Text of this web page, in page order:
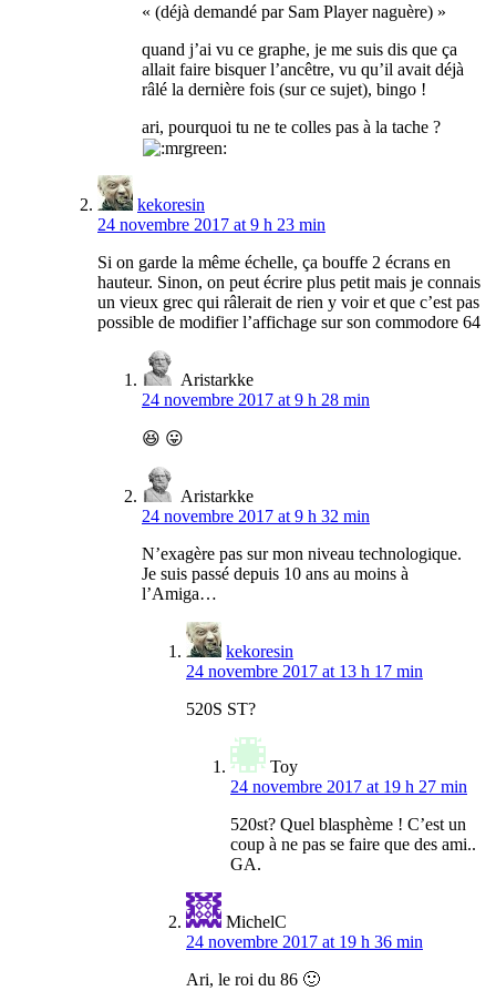
« (déjà demandé par Sam Player naguère) »
quand j’ai vu ce graphe, je me suis dis que ça
allait faire bisquer l’ancêtre, vu qu’il avait déjà
râlé la dernière fois (sur ce sujet), bingo !
ari, pourquoi tu ne te colles pas à la tache ?
kekoresin
24 novembre 2017 at 9 h 23 min
Si on garde la même échelle, ça bouffe 2 écrans en
hauteur. Sinon, on peut écrire plus petit mais je connais
un vieux grec qui râlerait de rien y voir et que c’est pas
possible de modifier l’affichage sur son commodore 64
Aristarkke
24 novembre 2017 at 9 h 28 min
😆 😛
Aristarkke
24 novembre 2017 at 9 h 32 min
N’exagère pas sur mon niveau technologique.
Je suis passé depuis 10 ans au moins à
l’Amiga…
kekoresin
24 novembre 2017 at 13 h 17 min
520S ST?
Toy
24 novembre 2017 at 19 h 27 min
520st? Quel blasphème ! C’est un
coup à ne pas se faire que des ami..
GA.
MichelC
24 novembre 2017 at 19 h 36 min
Ari, le roi du 86 🙂